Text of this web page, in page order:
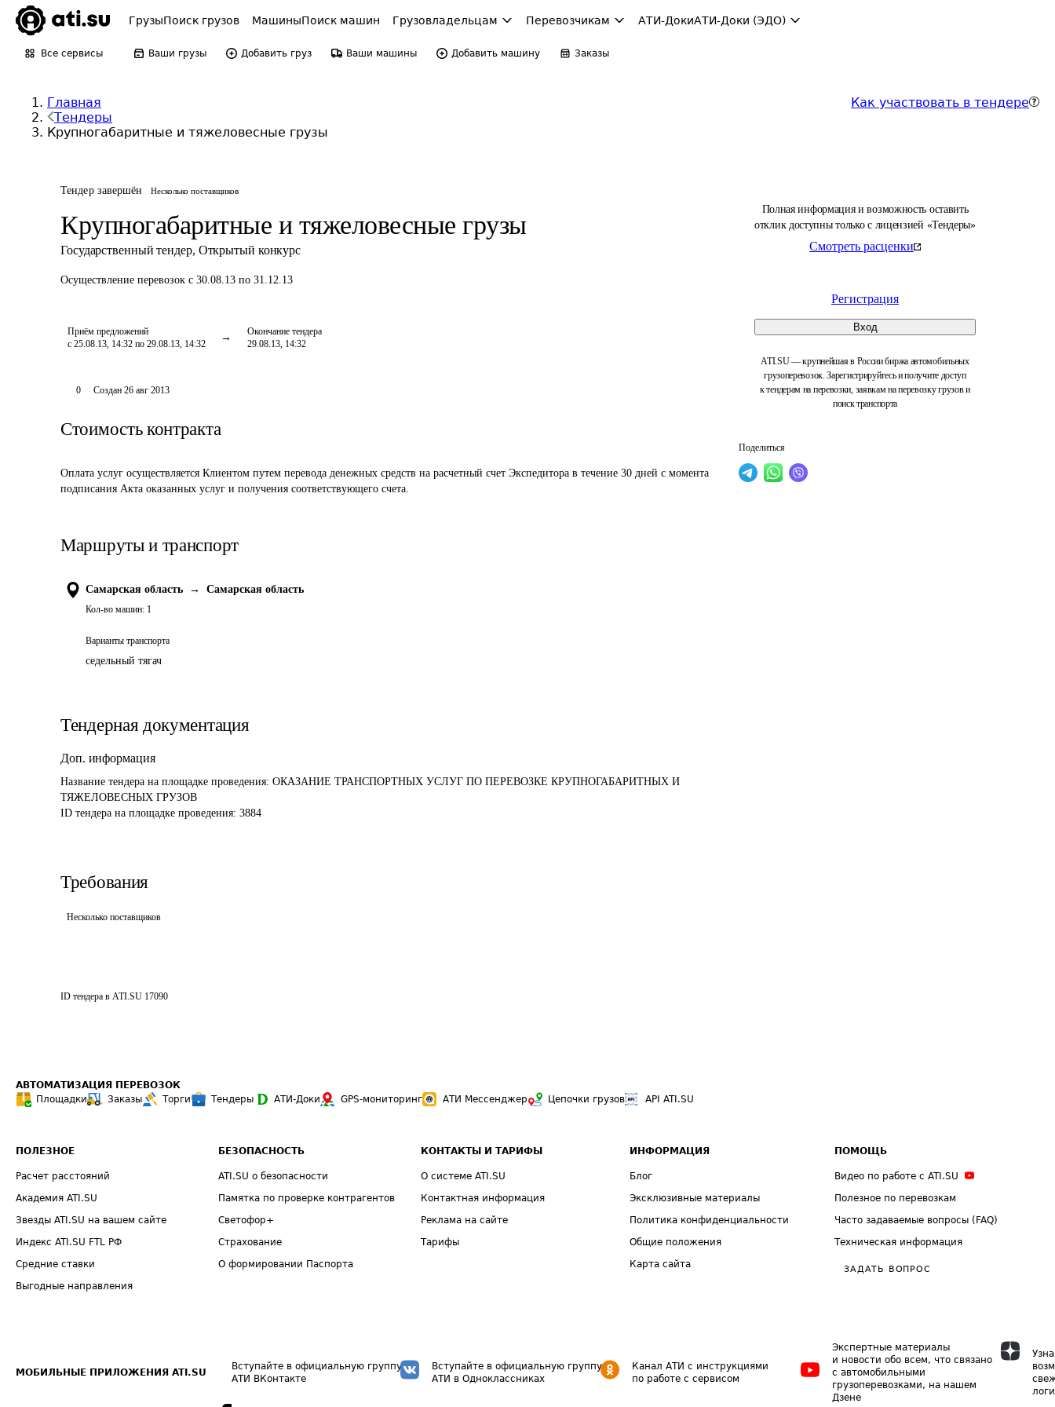
ГрузыПоиск грузов МашиныПоиск машин Грузовладельцам Перевозчикам АТИ-ДокиАТИ-Доки (ЭДО)
Все сервисы Ваши грузы Добавить груз Ваши машины Добавить машину Заказы
Главная
Тендеры
Крупногабаритные и тяжеловесные грузы
Как участвовать в тендере
Тендер завершён Несколько поставщиков
Крупногабаритные и тяжеловесные грузы
Государственный тендер, Открытый конкурс
Осуществление перевозок с 30.08.13 по 31.12.13
Приём предложений
с 25.08.13, 14:32 по 29.08.13, 14:32
Окончание тендера
29.08.13, 14:32
Полная информация и возможность оставить
отклик доступны только с лицензией «Тендеры»
Смотреть расценки
Регистрация
Вход
ATI.SU — крупнейшая в России биржа автомобильных
грузоперевозок. Зарегистрируйтесь и получите доступ
к тендерам на перевозки, заявкам на перевозку грузов и
поиск транспорта
Поделиться
0 Создан 26 авг 2013
Стоимость контракта
Оплата услуг осуществляется Клиентом путем перевода денежных средств на расчетный счет Экспедитора в течение 30 дней с момента
подписания Акта оказанных услуг и получения соответствующего счета.
Маршруты и транспорт
Самарская область → Самарская область
Кол-во машин: 1
Варианты транспорта
седельный тягач
Тендерная документация
Доп. информация
Название тендера на площадке проведения: ОКАЗАНИЕ ТРАНСПОРТНЫХ УСЛУГ ПО ПЕРЕВОЗКЕ КРУПНОГАБАРИТНЫХ И
ТЯЖЕЛОВЕСНЫХ ГРУЗОВ
ID тендера на площадке проведения: 3884
Требования
Несколько поставщиков
ID тендера в ATI.SU 17090
АВТОМАТИЗАЦИЯ ПЕРЕВОЗОК
Площадки
Заказы Торги Тендеры АТИ-Доки GPS-мониторинг АТИ Мессенджер Цепочки грузов API ATI.SU
ПОЛЕЗНОЕ
Расчет расстояний
Академия ATI.SU
Звезды ATI.SU на вашем сайте
Индекс ATI.SU FTL РФ
Средние ставки
Выгодные направления
БЕЗОПАСНОСТЬ
ATI.SU о безопасности
Памятка по проверке контрагентов
Светофор+
Страхование
О формировании Паспорта
КОНТАКТЫ И ТАРИФЫ
О системе ATI.SU
Контактная информация
Реклама на сайте
Тарифы
ИНФОРМАЦИЯ
Блог
Эксклюзивные материалы
Политика конфиденциальности
Общие положения
Карта сайта
ПОМОЩЬ
Видео по работе с ATI.SU
Полезное по перевозкам
Часто задаваемые вопросы (FAQ)
Техническая информация
ЗАДАТЬ ВОПРОС
МОБИЛЬНЫЕ ПРИЛОЖЕНИЯ ATI.SU
Вступайте в официальную группу
АТИ ВКонтакте
Вступайте в официальную группу
АТИ в Одноклассниках
Канал АТИ с инструкциями
по работе с сервисом
Экспертные материалы
и новости обо всем, что связано
с автомобильными
грузоперевозками, на нашем
Дзене